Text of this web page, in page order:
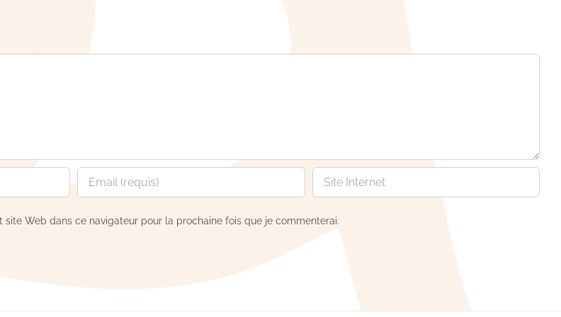
site Web dans ce navigateur pour la prochaine fois que je commenterai.